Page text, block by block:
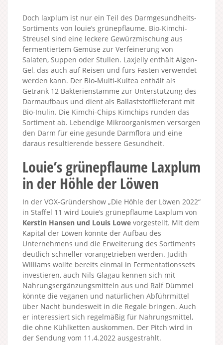
Doch laxplum ist nur ein Teil des Darmgesundheits-
Sortiments von louie’s grünepflaume. Bio-Kimchi-
Streusel sind eine leckere Gewürzmischung aus
fermentiertem Gemüse zur Verfeinerung von
Salaten, Suppen oder Stullen. Laxjelly enthält Algen-
Gel, das auch auf Reisen und fürs Fasten verwendet
werden kann. Der Bio-Multi-Kultea enthält als
Getränk 12 Bakterienstämme zur Unterstützung des
Darmaufbaus und dient als Ballaststofflieferant mit
Bio-Inulin. Die Kimchi-Chips Kimchips runden das
Sortiment ab. Lebendige Mikroorganismen versorgen
den Darm für eine gesunde Darmflora und eine
daraus resultierende bessere Gesundheit.
Louie’s grünepflaume Laxplum
in der Höhle der Löwen
In der VOX-Gründershow „Die Höhle der Löwen 2022“
in Staffel 11 wird Louie’s grünepflaume Laxplum von
Kerstin Hansen und Louis Lowe vorgestellt. Mit dem
Kapital der Löwen könnte der Aufbau des
Unternehmens und die Erweiterung des Sortiments
deutlich schneller vorangetrieben werden. Judith
Williams wollte bereits einmal in Fermentationssets
investieren, auch Nils Glagau kennen sich mit
Nahrungsergänzungsmitteln aus und Ralf Dümmel
könnte die veganen und natürlichen Abführmittel
über Nacht bundesweit in die Regale bringen. Auch
er interessiert sich regelmäßig für Nahrungsmittel,
die ohne Kühlketten auskommen. Der Pitch wird in
der Sendung vom 11.4.2022 ausgestrahlt.